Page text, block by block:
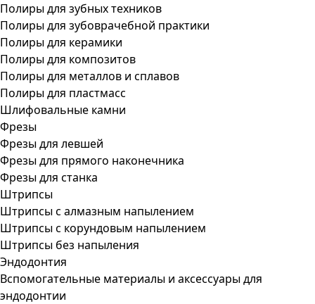
Полиры для зубных техников
Полиры для зубоврачебной практики
Полиры для керамики
Полиры для композитов
Полиры для металлов и сплавов
Полиры для пластмасс
Шлифовальные камни
Фрезы
Фрезы для левшей
Фрезы для прямого наконечника
Фрезы для станка
Штрипсы
Штрипсы c алмазным напылением
Штрипсы c корундовым напылением
Штрипсы без напыления
Эндодонтия
Вспомогательные материалы и аксессуары для
эндодонтии